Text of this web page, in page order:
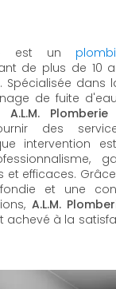
est un
de plus de 10
Spécialisée dans
de fuite
A.L.M. Plomberie
des
intervention
et efficaces.
et une
A.L.M.
achevé à la